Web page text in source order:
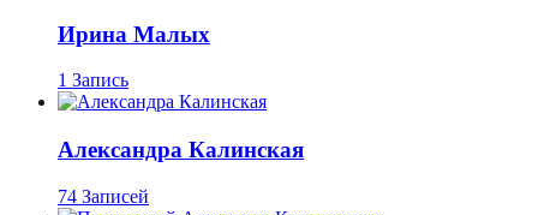
Ирина Малых
1 Запись
Александра Калинская
74 Записей